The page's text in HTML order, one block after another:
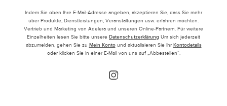
Indem Sie oben Ihre E-Mail-Adresse angeben, akzeptieren Sie, dass Sie mehr
über Produkte, Dienstleistungen, Veranstaltungen usw. erfahren möchten.
Vertrieb und Marketing von Adelera und unseren Online-Partnern. Für weitere
Einzelheiten lesen Sie bitte unsere Datenschutzerklärung Um sich jederzeit
abzumelden, gehen Sie zu Mein Kontound aktualisieren Sie Ihr Kontodetails
oder klicken Sie in einer E-Mail von uns auf „Abbestellen“.
Instagram